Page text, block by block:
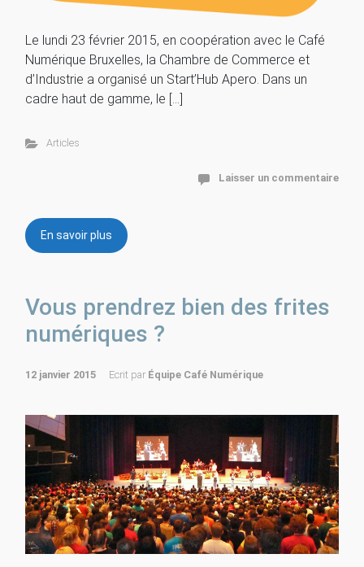
Le lundi 23 février 2015, en coopération avec le Café
Numérique Bruxelles, la Chambre de Commerce et
d’Industrie a organisé un Start’Hub Apero. Dans un
cadre haut de gamme, le […]
Articles
Laisser un commentaire
En savoir plus
Vous prendrez bien des frites
numériques ?
12 janvier 2015 Ecrit par Équipe Café Numérique